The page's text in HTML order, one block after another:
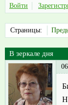
Войти
Страницы:
В зеркале дня